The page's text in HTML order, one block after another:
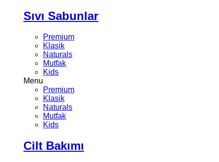
Sıvı Sabunlar
Premium
Klasik
Naturals
Mutfak
Kids
Menu
Premium
Klasik
Naturals
Mutfak
Kids
Cilt Bakımı